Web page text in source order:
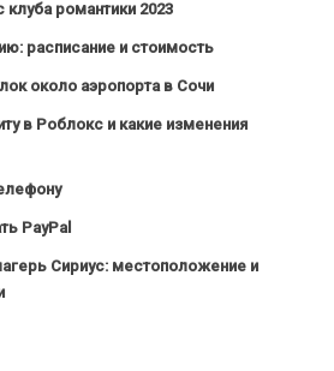
романтики 2023
расписание и стоимость
около аэропорта в Сочи
в Роблокс и какие изменения
PayPal
Сириус: местоположение и